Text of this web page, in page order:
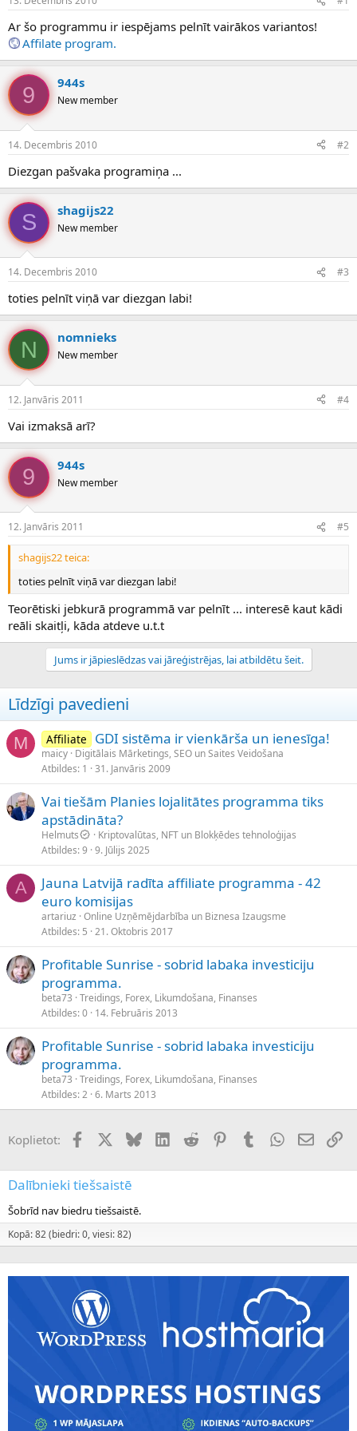
n
a
u
z
s
ā
c
ē
j
s
a
u
m
s
Ar šo programmu ir iespējams pelnīt vairākos variantos!
Affilate program.
9 944s
New member
14. Decembris 2010 #2
Diezgan pašvaka programiņa ...
S shagijs22
New member
14. Decembris 2010 #3
toties pelnīt viņā var diezgan labi!
N nomnieks
New member
12. Janvāris 2011 #4
Vai izmaksā arī?
9 944s
New member
12. Janvāris 2011 #5
shagijs22 teica:
toties pelnīt viņā var diezgan labi!
Teorētiski jebkurā programmā var pelnīt ... interesē kaut kādi
reāli skaitļi, kāda atdeve u.t.t
Jums ir jāpieslēdzas vai jāreģistrējas, lai atbildētu šeit.
Līdzīgi pavedieni
M Affiliate GDI sistēma ir vienkārša un ienesīga!
maicy Digitālais Mārketings, SEO un Saites Veidošana
Atbildes 1 31. Janvāris 2009
Vai tiešām Planies lojalitātes programma tiks
apstādināta?
Helmuts
Kriptovalūtas, NFT un Blokķēdes tehnoloģijas
Atbildes 9 9. Jūlijs 2025
A
Jauna Latvijā radīta affiliate programma - 42
euro komisijas
artariuz Online Uzņēmējdarbība un Biznesa Izaugsme
Atbildes 5 21. Oktobris 2017
Profitable Sunrise - sobrid labaka investiciju
programma.
beta73 Treidings, Forex, Likumdošana, Finanses
Atbildes 0 14. Februāris 2013
Profitable Sunrise - sobrid labaka investiciju
programma.
beta73 Treidings, Forex, Likumdošana, Finanses
Atbildes 2 6. Marts 2013
Koplietot: FacebookX (Twitter)
BlueskyLinkedInReddit PinterestTumblrWhatsApp
E-pasts
Dalībnieki tiešsaistē
Šobrīd nav biedru tiešsaistē.
Kopā: 82 (biedri: 0, viesi: 82)